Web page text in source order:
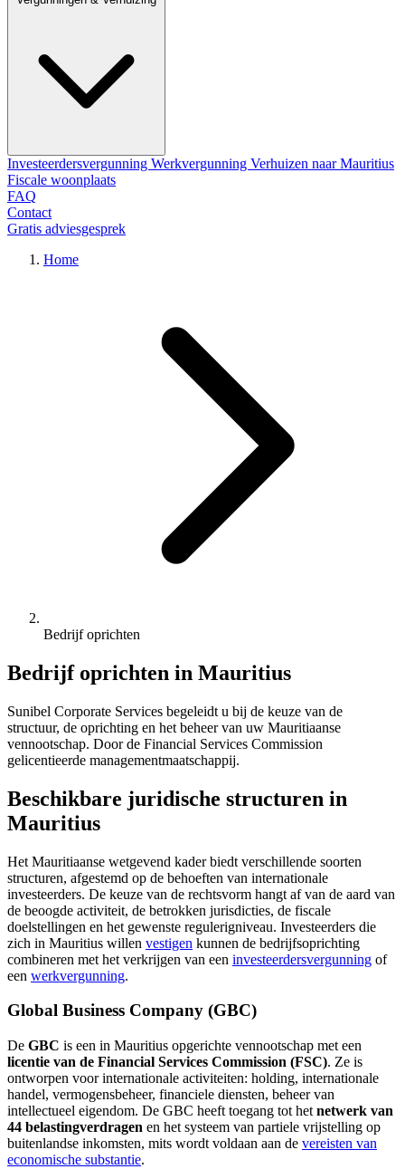
Investeerdersvergunning Werkvergunning Verhuizen naar Mauritius
Fiscale woonplaats
FAQ
Contact
Gratis adviesgesprek
Home
Bedrijf oprichten
Bedrijf oprichten in Mauritius
Sunibel Corporate Services begeleidt u bij de keuze van de
structuur, de oprichting en het beheer van uw Mauritiaanse
vennootschap. Door de Financial Services Commission
gelicentieerde managementmaatschappij.
Beschikbare juridische structuren in
Mauritius
Het Mauritiaanse wetgevend kader biedt verschillende soorten
structuren, afgestemd op de behoeften van internationale
investeerders. De keuze van de rechtsvorm hangt af van de aard van
de beoogde activiteit, de betrokken jurisdicties, de fiscale
doelstellingen en het gewenste regulerigniveau. Investeerders die
zich in Mauritius willen vestigen kunnen de bedrijfsoprichting
combineren met het verkrijgen van een investeerdersvergunning of
een werkvergunning.
Global Business Company (GBC)
De GBC is een in Mauritius opgerichte vennootschap met een
licentie van de Financial Services Commission (FSC). Ze is
ontworpen voor internationale activiteiten: holding, internationale
handel, vermogensbeheer, financiele diensten, beheer van
intellectueel eigendom. De GBC heeft toegang tot het netwerk van
44 belastingverdragen en het systeem van partiele vrijstelling op
buitenlandse inkomsten, mits wordt voldaan aan de vereisten van
economische substantie.